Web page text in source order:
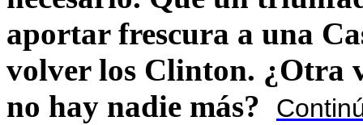
aportar frescura a una
volver los Clinton. ¿Otra
no hay nadie más?